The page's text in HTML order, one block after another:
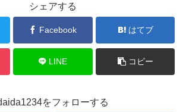
シェアする
Facebook はてブ
LINE コピー
をフォローする